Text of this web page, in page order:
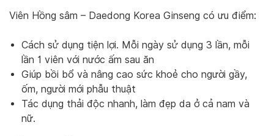
Viên Hồng sâm – Daedong Korea Ginseng có ưu điểm:
Cách sử dụng tiện lợi. Mỗi ngày sử dụng 3 lần, mỗi
lần 1 viên với nước ấm sau ăn
Giúp bồi bổ và nâng cao sức khoẻ cho người gầy,
ốm, người mới phẫu thuật
Tác dụng thải độc nhanh, làm đẹp da ở cả nam và
nữ.